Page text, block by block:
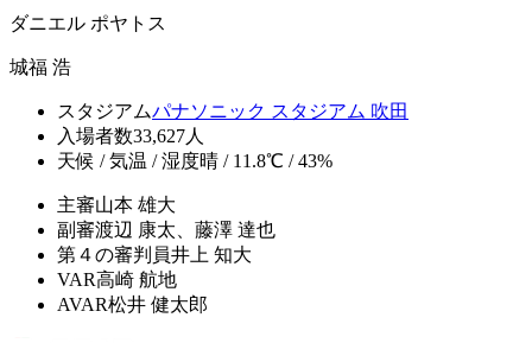
ダニエル ポヤトス
城福 浩
スタジアムパナソニック スタジアム 吹田
入場者数33,627人
天候 / 気温 / 湿度晴 / 11.8℃ / 43%
主審山本 雄大
副審渡辺 康太、藤澤 達也
第４の審判員井上 知大
VAR高崎 航地
AVAR松井 健太郎